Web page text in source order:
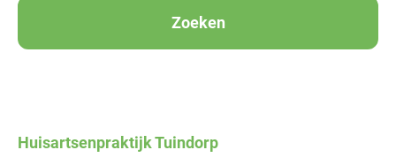
Zoeken
HuisartsenpraktijkTuindorp